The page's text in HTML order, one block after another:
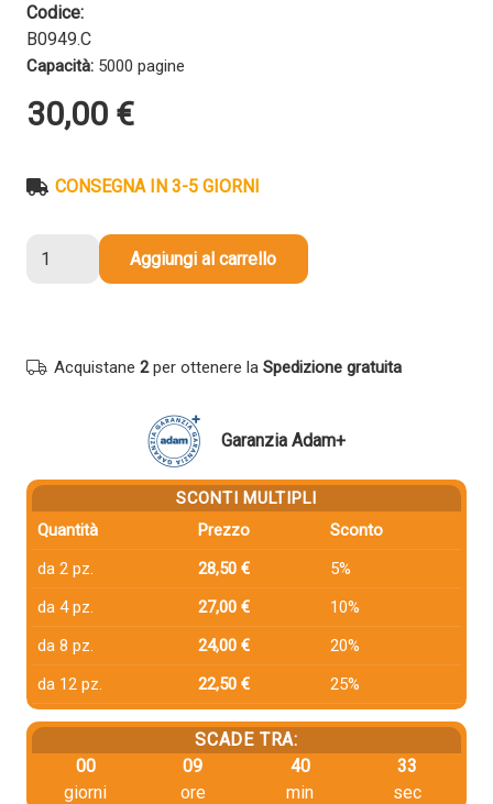
Codice:
B0949.C
Capacità: 5000 pagine
30,00 €
CONSEGNA IN 3-5 GIORNI
compatibile
quantità
Aggiungi al carrello
Acquistane 2per ottenere la Spedizione gratuita
Garanzia Adam+
SCONTI MULTIPLI
Quantità
Prezzo
Sconto
da 2 pz.
28,50 €
5%
da 4 pz.
27,00 €
10%
da 8 pz.
24,00 €
20%
da 12 pz.
22,50 € 25%
SCADE TRA:
00
giorni
09
ore
40
min
33
sec